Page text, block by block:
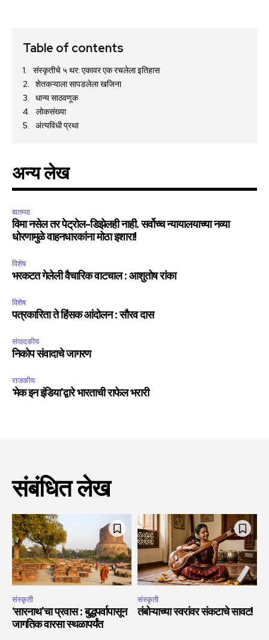
Table of contents
संस्कृतीचे ५ थर: एकावर एक रचलेला इतिहास
शेतकऱ्याला सापडलेला खजिना
धान्य साठवणूक
लोकसंख्या
अंत्यविधी प्रथा
अन्य लेख
बातम्या
विमा नसेल तर पेट्रोल-डिझेलही नाही. सर्वोच्च न्यायालयाच्या नव्या
धोरणामुळे वाहनधारकांना मोठा इशारा!
विशेष
भरकटत गेलेली वैचारिक वाटचाल : आशुतोष रांका
विशेष
पत्रकारिता ते हिंसक आंदोलन : सौरव दास
संपादकीय
निकोप संवादाचे जागरण
राजकीय
‘मेक इन इंडिया’द्वारे भारताची राफेल भरारी
संबंधित लेख
संस्कृती
‘सारनाथ’चा प्रवास : बुद्धपर्वापासून
जागतिक वारसा स्थळापर्यंत
संस्कृती
तंबोऱ्याच्या स्वरांवर संकटाचे सावट!